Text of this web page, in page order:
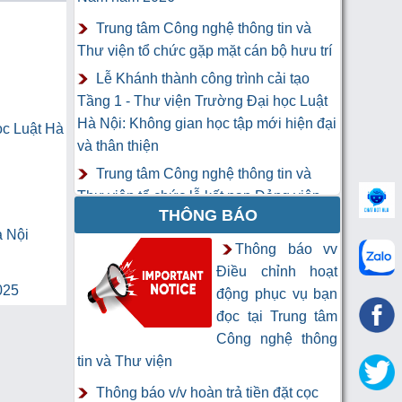
Luật Hà
Nội
Trung tâm Công nghệ thông tin và
Thư viện tổ chức gặp mặt cán bộ hưu trí
Lễ Khánh thành công trình cải tạo
Tầng 1 - Thư viện Trường Đại học Luật
Hà Nội: Không gian học tập mới hiện đại
và thân thiện
Trung tâm Công nghệ thông tin và
Thư viện tổ chức lễ kết nạp Đảng viên
Khai mạc Khóa học “Trí tuệ nhân tạo
cho chuyên gia thông tin và thư viện”
THÔNG BÁO
Thông báo vv
Điều chỉnh hoạt
động phục vụ bạn
đọc tại Trung tâm
Công nghệ thông
tin và Thư viện
Thông báo v/v hoàn trả tiền đặt cọc